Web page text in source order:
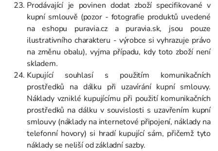
Prodávající je povinen dodat zboží specifikované v
kupní smlouvě (pozor - fotografie produktů uvedené
na eshopu puravia.cz a puravia.sk, jsou pouze
ilustrativního charakteru - výrobce si vyhrazuje právo
na změnu obalu), vyjma případu, kdy toto zboží není
skladem.
Kupující souhlasí s použitím komunikačních
prostředků na dálku při uzavírání kupní smlouvy.
Náklady vzniklé kupujícímu při použití komunikačních
prostředků na dálku v souvislosti s uzavřením kupní
smlouvy (náklady na internetové připojení, náklady na
telefonní hovory) si hradí kupující sám, přičemž tyto
náklady se neliší od základní sazby.